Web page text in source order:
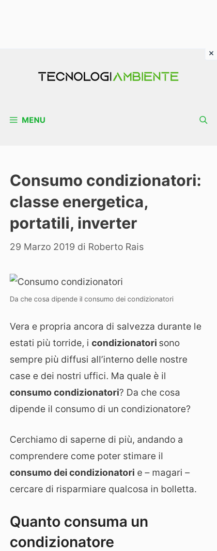
MENU
Consumo condizionatori:
classe energetica,
portatili, inverter
29 Marzo 2019 di Roberto Rais
Da che cosa dipende il consumo dei condizionatori
Vera e propria ancora di salvezza durante le
estati più torride, i condizionatori sono
sempre più diffusi all’interno delle nostre
case e dei nostri uffici. Ma quale è il
consumo condizionatori? Da che cosa
dipende il consumo di un condizionatore?
Cerchiamo di saperne di più, andando a
comprendere come poter stimare il
consumo dei condizionatori e – magari –
cercare di risparmiare qualcosa in bolletta.
Quanto consuma un
condizionatore